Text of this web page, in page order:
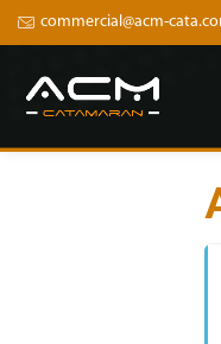
commercial@acm-